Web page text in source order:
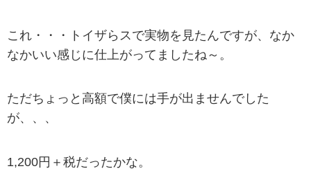
これ・・・トイザらスで実物を見たんですが、なか
なかいい感じに仕上がってましたね～。
ただちょっと高額で僕には手が出ませんでした
が、、、
1,200円＋税だったかな。